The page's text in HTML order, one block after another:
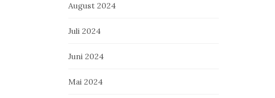
August 2024
Juli 2024
Juni 2024
Mai 2024